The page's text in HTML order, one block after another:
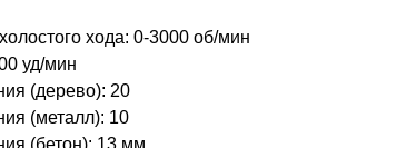
хода: 0-3000 об/мин
уд/мин
(дерево): 20
(металл): 10